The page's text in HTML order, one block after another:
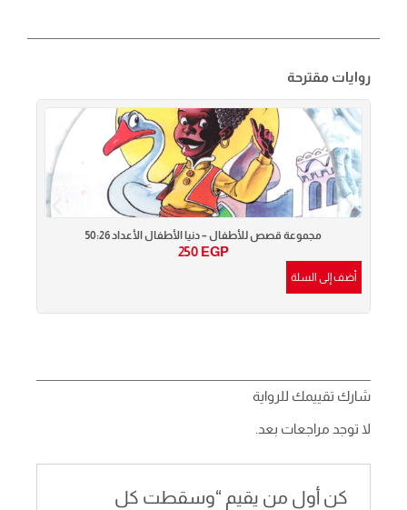
روايات مقترحة
مجموعة قصص للأطفال – دنيا الأطفال الأعداد 50:26
250 EGP
أضف إلى السلة
شارك تقييمك للرواية
لا توجد مراجعات بعد.
كن أول من يقيم “وسقطت كل